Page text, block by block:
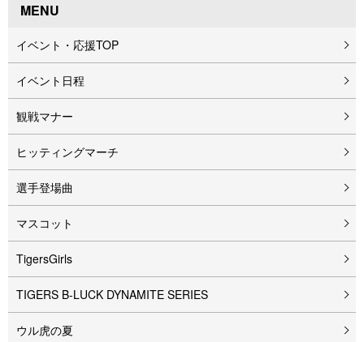
MENU
イベント・応援TOP
イベント⽇程
観戦マナー
ヒッティングマーチ
選手登場曲
マスコット
TigersGirls
TIGERS B-LUCK DYNAMITE SERIES
ウル⻁の夏